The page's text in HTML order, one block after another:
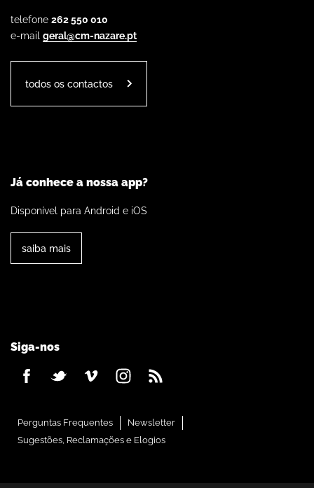
telefone 262 550 010
e-mail geral@cm-nazare.pt
todos os contactos
Já conhece a nossa app?
Disponível para Android e iOS
saiba mais
Siga-nos
Perguntas Frequentes
Newsletter
Sugestões, Reclamações e Elogios